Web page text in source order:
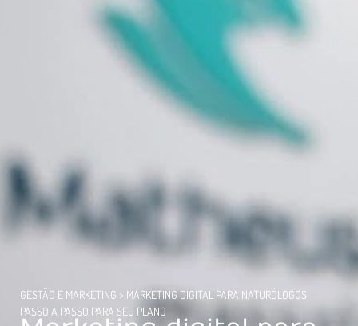
GESTÃO E MARKETING > MARKETING DIGITAL PARA NATURÓLOGOS:
PASSO A PASSO PARA SEU PLANO